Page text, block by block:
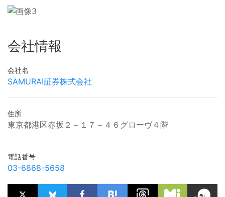
会社情報
会社名
SAMURAI証券株式会社
住所
東京都港区赤坂２－１７－４６グローヴ４階
電話番号
03-6868-5658